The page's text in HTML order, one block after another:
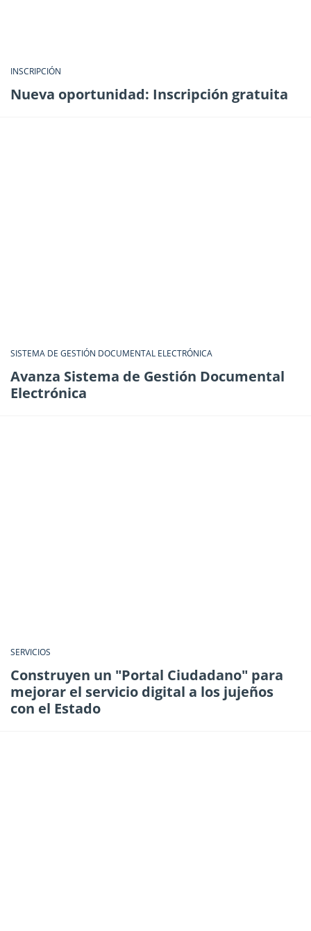
INSCRIPCIÓN
Nueva oportunidad: Inscripción gratuita
SISTEMA DE GESTIÓN DOCUMENTAL ELECTRÓNICA
Avanza Sistema de Gestión Documental
Electrónica
SERVICIOS
Construyen un "Portal Ciudadano" para
mejorar el servicio digital a los jujeños
con el Estado